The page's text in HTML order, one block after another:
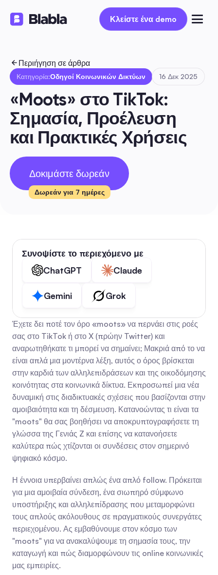
Κλείστε ένα demo
Κλείστε ένα demo
Περιήγηση σε άρθρα
Κατηγορία:Οδηγοί Κοινωνικών Δικτύων 16 Δεκ 2025
«Moots» στο TikTok:
Σημασία, Προέλευση
και Πρακτικές Χρήσεις
Δοκιμάστε δωρεάν
Δωρεάν για 7 ημέρες
Συνοψίστε το περιεχόμενο με
ChatGPT
Claude
Gemini Grok
Έχετε δει ποτέ τον όρο «moots» να περνάει στις ροές
σας στο TikTok ή στο X (πρώην Twitter) και
αναρωτηθήκατε τι μπορεί να σημαίνει; Μακριά από το να
είναι απλά μια μοντέρνα λέξη, αυτός ο όρος βρίσκεται
στην καρδιά των αλληλεπιδράσεων και της οικοδόμησης
κοινότητας στα κοινωνικά δίκτυα. Εκπροσωπεί μια νέα
δυναμική στις διαδικτυακές σχέσεις που βασίζονται στην
αμοιβαιότητα και τη δέσμευση. Κατανοώντας τι είναι τα
"moots" θα σας βοηθήσει να αποκρυπτογραφήσετε τη
γλώσσα της Γενιάς Z και επίσης να κατανοήσετε
καλύτερα πώς χτίζονται οι συνδέσεις στον σημερινό
ψηφιακό κόσμο.
Η έννοια υπερβαίνει απλώς ένα απλό follow. Πρόκειται
για μια αμοιβαία σύνδεση, ένα σιωπηρό σύμφωνο
υποστήριξης και αλληλεπίδρασης που μεταμορφώνει
τους απλούς ακόλουθους σε πραγματικούς συνεργάτες
περιεχομένου. Ας εμβαθύνουμε στον κόσμο των
"moots" για να ανακαλύψουμε τη σημασία τους, την
καταγωγή και πώς διαμορφώνουν τις online κοινωνικές
μας εμπειρίες.